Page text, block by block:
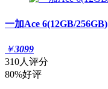
一加Ace 6(12GB/256GB)
￥3099
310人评分
80%好评